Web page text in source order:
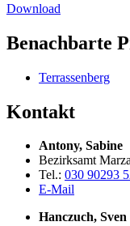
Download
Benachbarte
Terrassenberg
Kontakt
Antony, Sabine
Bezirksamt
Tel.: 030 90293
E-Mail
Hanczuch, Sven